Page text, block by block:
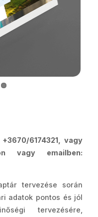
Next
6174321, vagy
vagy emailben:
tervezése során
adatok pontos és jól
tervezésére,